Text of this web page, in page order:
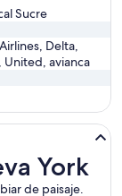
Sucre
Delta,
United, avianca
York
de paisaje.